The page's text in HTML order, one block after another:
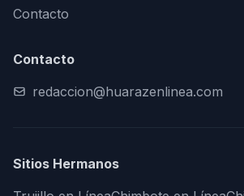
Contacto
Contacto
redaccion@huarazenlinea.com
Sitios Hermanos